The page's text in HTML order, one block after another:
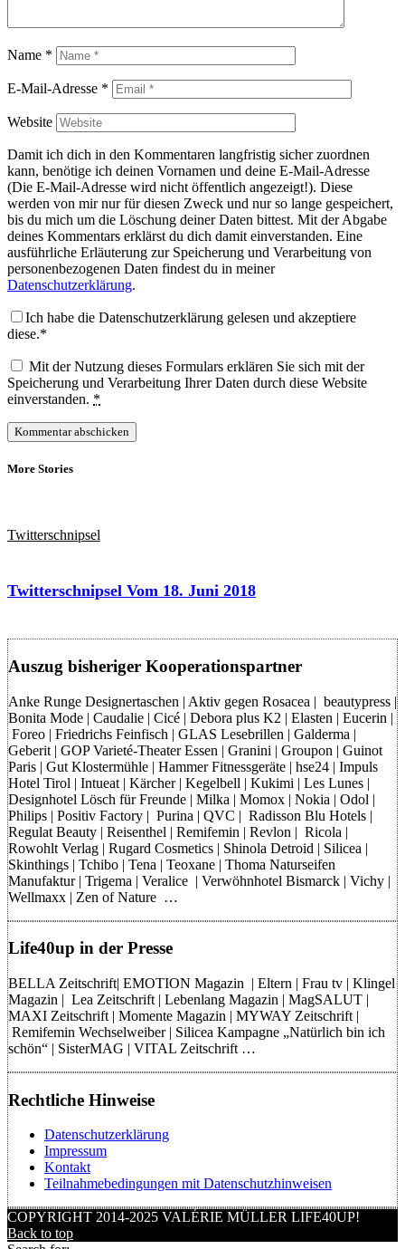
Name *
E-Mail-Adresse *
Website
Damit ich dich in den Kommentaren langfristig sicher zuordnen
kann, benötige ich deinen Vornamen und deine E-Mail-Adresse
(Die E-Mail-Adresse wird nicht öffentlich angezeigt!). Diese
werden von mir nur für diesen Zweck und nur so lange gespeichert,
bis du mich um die Löschung deiner Daten bittest. Mit der Abgabe
deines Kommentars erklärst du dich damit einverstanden. Eine
ausführliche Erläuterung zur Speicherung und Verarbeitung von
personenbezogenen Daten findest du in meiner
Datenschutzerklärung.
Ich habe die Datenschutzerklärung gelesen und akzeptiere
diese.*
Mit der Nutzung dieses Formulars erklären Sie sich mit der
Speicherung und Verarbeitung Ihrer Daten durch diese Website
einverstanden. *
More Stories
Twitterschnipsel
Twitterschnipsel Vom 18. Juni 2018
Auszug bisheriger Kooperationspartner
Anke Runge Designertaschen | Aktiv gegen Rosacea | beautypress |
Bonita Mode | Caudalie | Cicé | Debora plus K2 | Elasten | Eucerin |
Foreo | Friedrichs Feinfisch | GLAS Lesebrillen | Galderma |
Geberit | GOP Varieté-Theater Essen | Granini | Groupon | Guinot
Paris | Gut Klostermühle | Hammer Fitnessgeräte | hse24 | Impuls
Hotel Tirol | Intueat | Kärcher | Kegelbell | Kukimi | Les Lunes |
Designhotel Lösch für Freunde | Milka | Momox | Nokia | Odol |
Philips | Positiv Factory | Purina | QVC | Radisson Blu Hotels |
Regulat Beauty | Reisenthel | Remifemin | Revlon | Ricola |
Rowohlt Verlag | Rugard Cosmetics | Shinola Detroid | Silicea |
Skinthings | Tchibo | Tena | Teoxane | Thoma Naturseifen
Manufaktur | Trigema | Veralice | Verwöhnhotel Bismarck | Vichy |
Wellmaxx | Zen of Nature …
Life40up in der Presse
BELLA Zeitschrift| EMOTION Magazin | Eltern | Frau tv | Klingel
Magazin | Lea Zeitschrift | Lebenlang Magazin | MagSALUT |
MAXI Zeitschrift | Momente Magazin | MYWAY Zeitschrift |
Remifemin Wechselweiber | Silicea Kampagne „Natürlich bin ich
schön“ | SisterMAG | VITAL Zeitschrift …
Rechtliche Hinweise
Datenschutzerklärung
Impressum
Kontakt
Teilnahmebedingungen mit Datenschutzhinweisen
COPYRIGHT 2014-2025 VALÉRIE MÜLLER LIFE40UP!
Back to top